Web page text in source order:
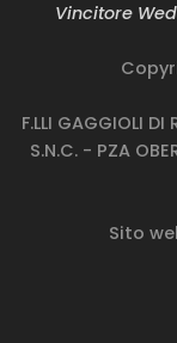
Vincitore
F.LLI GAGGIOLI DI
S.N.C. - PZA
Sito